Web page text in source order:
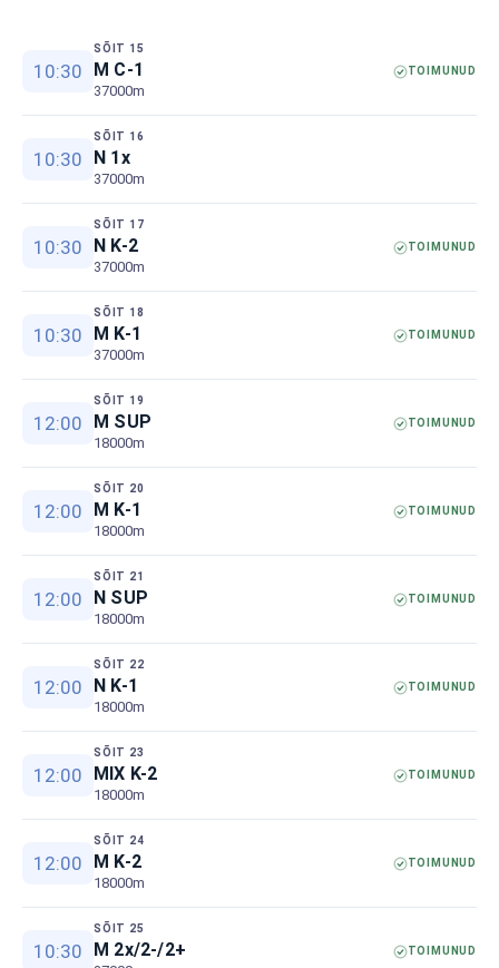
10:30
SÕIT 15
M C-1
37000m
TOIMUNUD
10:30
SÕIT 16
N 1x
37000m
10:30
SÕIT 17
N K-2
37000m
TOIMUNUD
10:30
SÕIT 18
M K-1
37000m
TOIMUNUD
12:00
SÕIT 19
M SUP
18000m
TOIMUNUD
12:00
SÕIT 20
M K-1
18000m
TOIMUNUD
12:00
SÕIT 21
N SUP
18000m
TOIMUNUD
12:00
SÕIT 22
N K-1
18000m
TOIMUNUD
12:00
SÕIT 23
MIX K-2
18000m
TOIMUNUD
12:00
SÕIT 24
M K-2
18000m
TOIMUNUD
10:30
SÕIT 25
M 2x/2-/2+ TOIMUNUD